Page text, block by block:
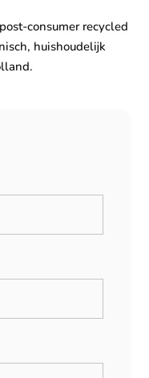
consumer recycled
huishoudelijk